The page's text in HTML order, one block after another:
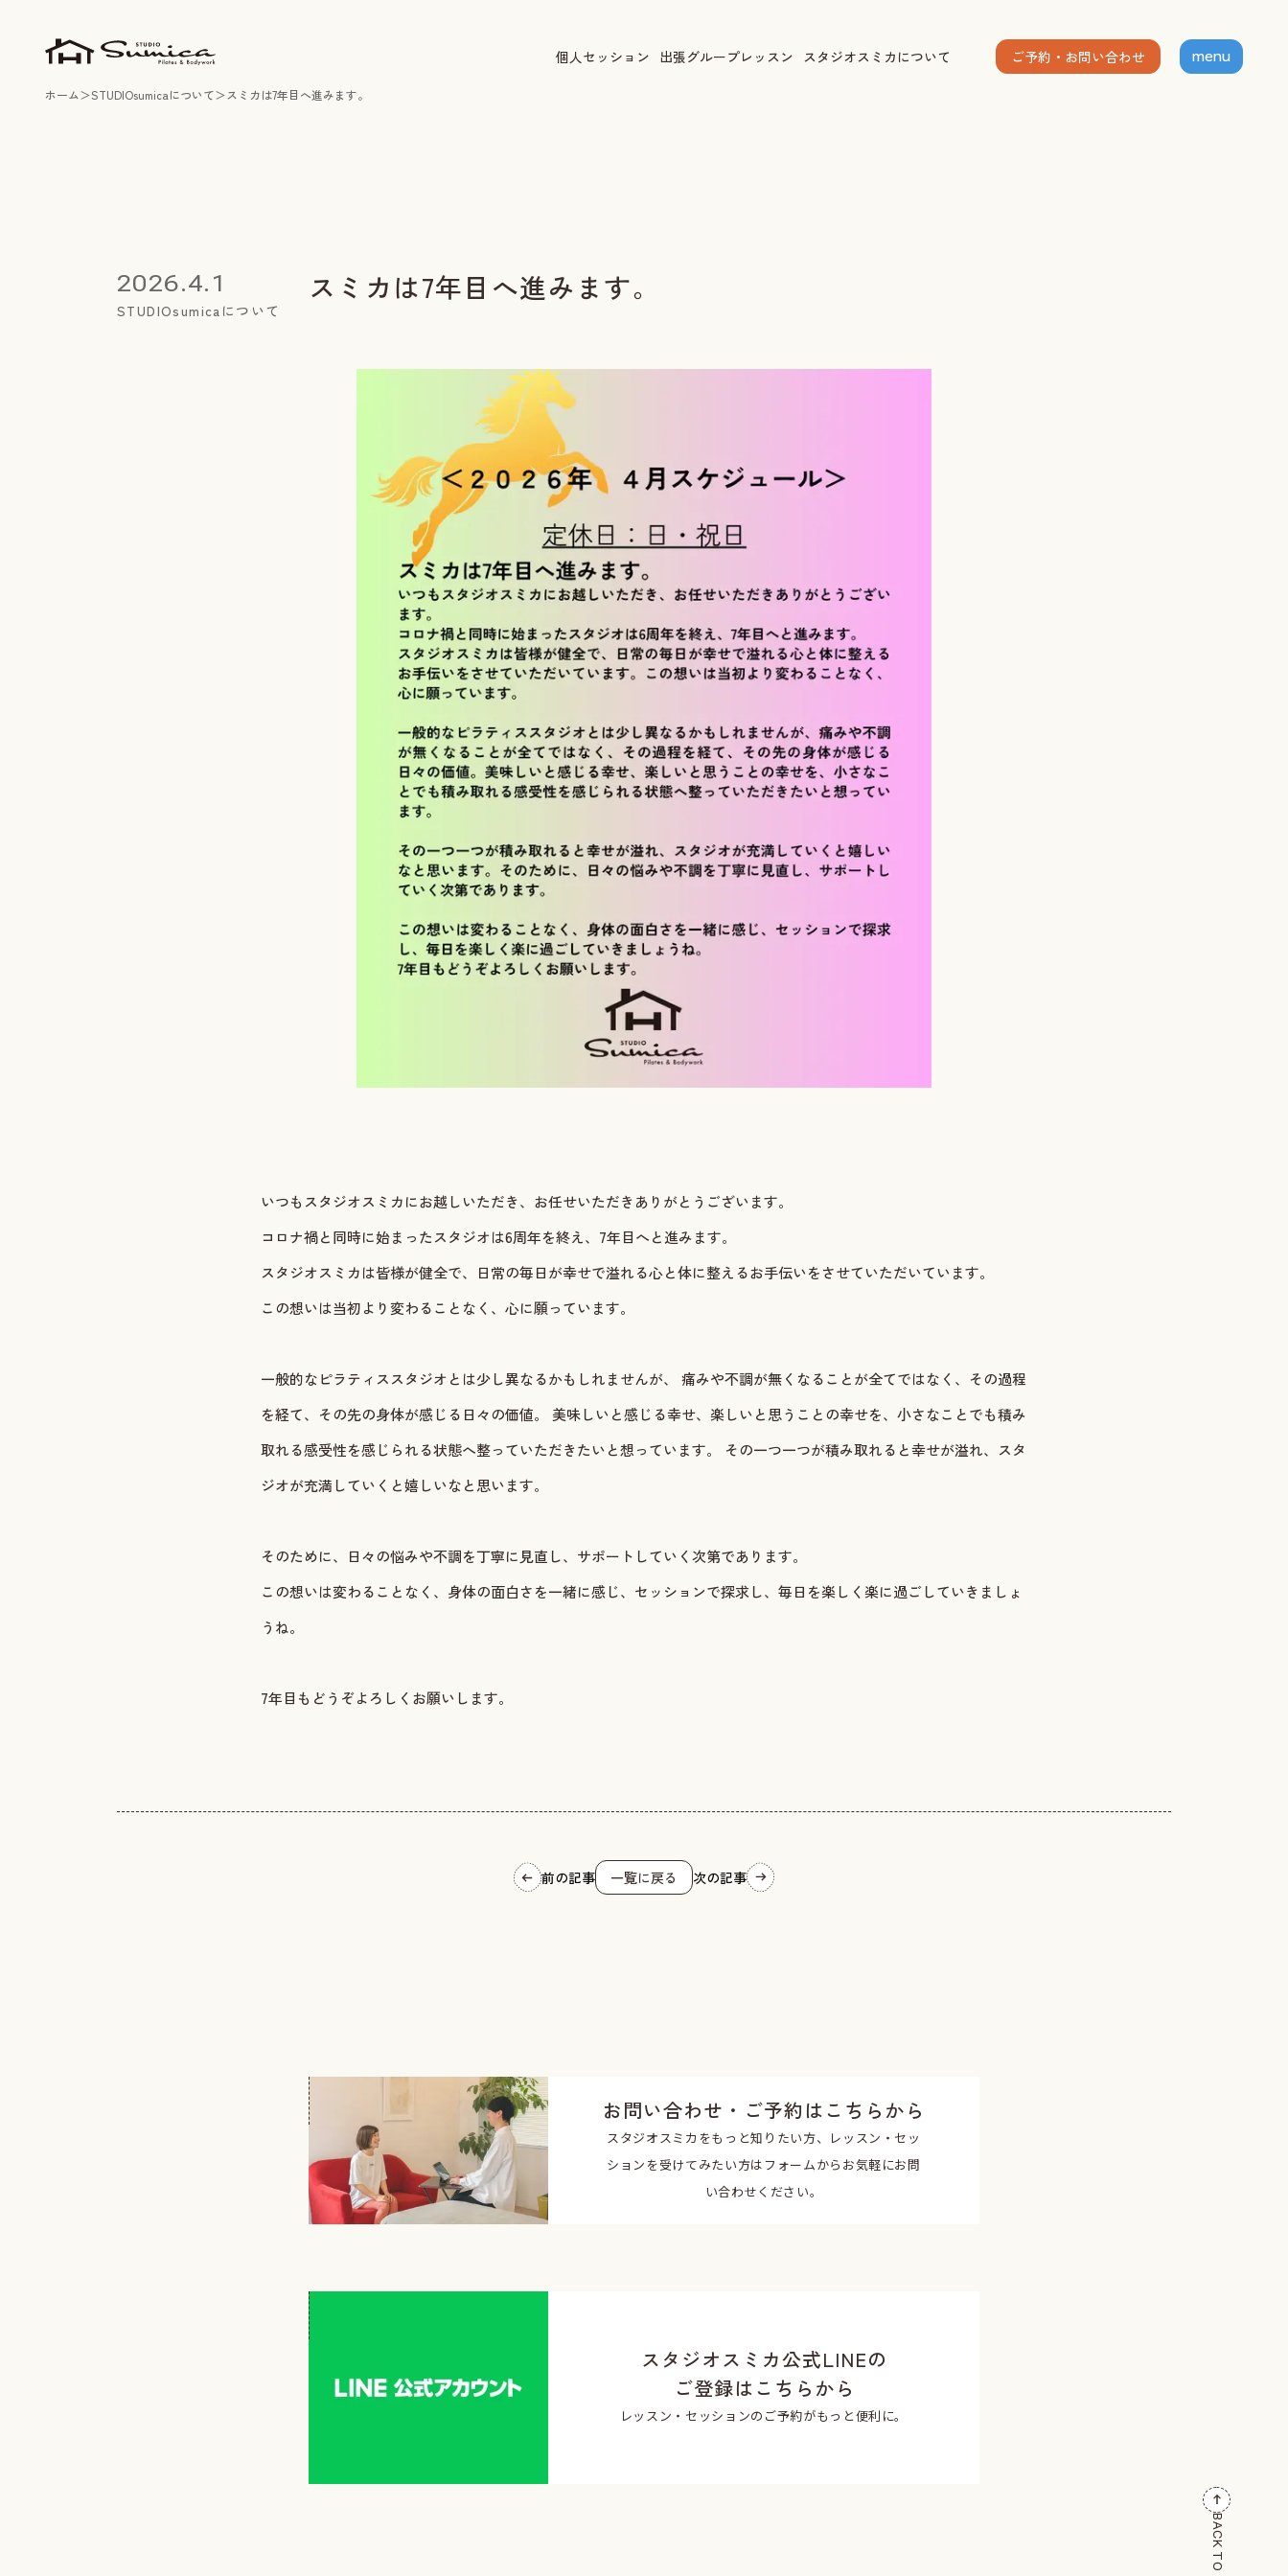
個人セッション 出張グループレッスン スタジオスミカについて ご予約・お問い合わせ menu
ホーム STUDIOsumicaについて スミカは7年目へ進みます。
2026.4.1
STUDIOsumicaについて
スミカは7年目へ進みます。
いつもスタジオスミカにお越しいただき、お任せいただきありがとうございます。
コロナ禍と同時に始まったスタジオは6周年を終え、7年目へと進みます。
スタジオスミカは皆様が健全で、日常の毎日が幸せで溢れる心と体に整えるお手伝いをさせていただいています。
この想いは当初より変わることなく、心に願っています。
一般的なピラティススタジオとは少し異なるかもしれませんが、 痛みや不調が無くなることが全てではなく、その過程
を経て、その先の身体が感じる日々の価値。 美味しいと感じる幸せ、楽しいと思うことの幸せを、小さなことでも積み
取れる感受性を感じられる状態へ整っていただきたいと想っています。 その一つ一つが積み取れると幸せが溢れ、スタ
ジオが充満していくと嬉しいなと思います。
そのために、日々の悩みや不調を丁寧に見直し、サポートしていく次第であります。
この想いは変わることなく、身体の面白さを一緒に感じ、セッションで探求し、毎日を楽しく楽に過ごしていきましょ
うね。
7年目もどうぞよろしくお願いします。
前の記事 一覧に戻る 次の記事
お問い合わせ・ご予約はこちらから
スタジオスミカをもっと知りたい方、レッスン・セッ
ションを受けてみたい方はフォームからお気軽にお問
い合わせください。
スタジオスミカ公式LINEの
ご登録はこちらから
レッスン・セッションのご予約がもっと便利に。
BACK TO TOP